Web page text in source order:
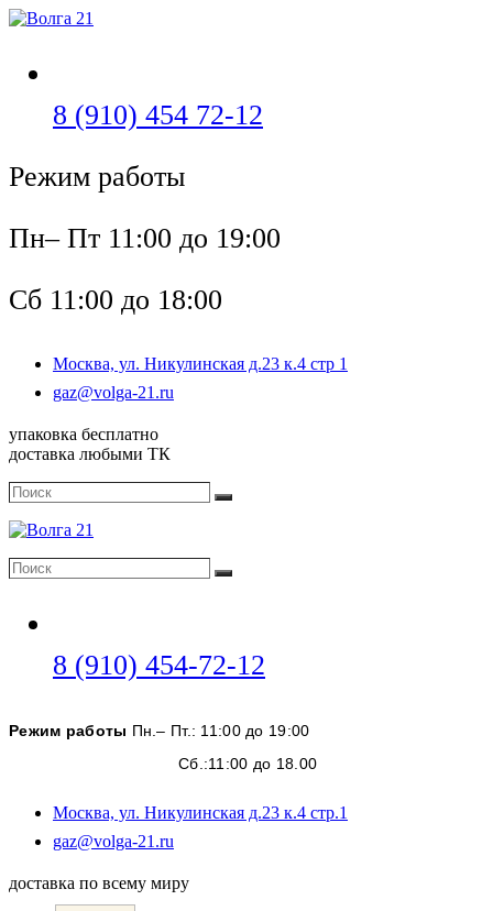
Перейти
8 (910) 454 72-12
Режим работы
Пн– Пт 11:00 до 19:00
Сб 11:00 до 18:00
Москва, ул. Никулинская д.23 к.4 стр 1
gaz@volga-21.ru
упаковка бесплатно
доставка любыми ТК
Поиск
Поиск
Поиск
Поиск
8 (910) 454-72-12
вашем
приложении
Режим работы Пн.– Пт.: 11:00 до 19:00
Сб.:11:00 до 18.00
Москва, ул. Никулинская д.23 к.4 стр.1
gaz@volga-21.ru
вашем
доставка по всему миру